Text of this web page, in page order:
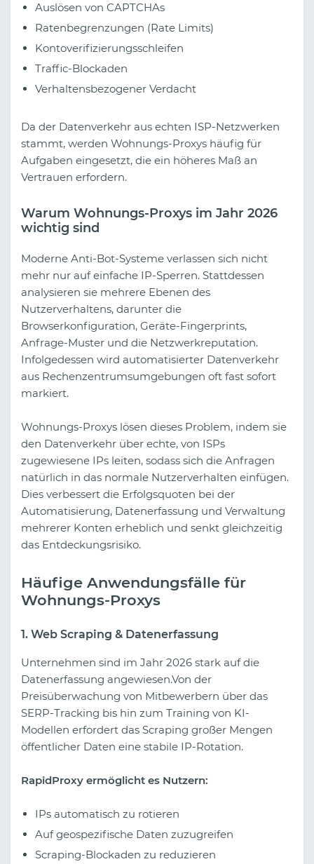
Auslösen von CAPTCHAs
Ratenbegrenzungen (Rate Limits)
Kontoverifizierungsschleifen
Traffic-Blockaden
Verhaltensbezogener Verdacht
Da der Datenverkehr aus echten ISP-Netzwerken
stammt, werden Wohnungs-Proxys häufig für
Aufgaben eingesetzt, die ein höheres Maß an
Vertrauen erfordern.
Warum Wohnungs-Proxys im Jahr 2026
wichtig sind
Moderne Anti-Bot-Systeme verlassen sich nicht
mehr nur auf einfache IP-Sperren. Stattdessen
analysieren sie mehrere Ebenen des
Nutzerverhaltens, darunter die
Browserkonfiguration, Geräte-Fingerprints,
Anfrage-Muster und die Netzwerkreputation.
Infolgedessen wird automatisierter Datenverkehr
aus Rechenzentrumsumgebungen oft fast sofort
markiert.
Wohnungs-Proxys lösen dieses Problem, indem sie
den Datenverkehr über echte, von ISPs
zugewiesene IPs leiten, sodass sich die Anfragen
natürlich in das normale Nutzerverhalten einfügen.
Dies verbessert die Erfolgsquoten bei der
Automatisierung, Datenerfassung und Verwaltung
mehrerer Konten erheblich und senkt gleichzeitig
das Entdeckungsrisiko.
Häufige Anwendungsfälle für
Wohnungs-Proxys
1. Web Scraping & Datenerfassung
Unternehmen sind im Jahr 2026 stark auf die
Datenerfassung angewiesen.Von der
Preisüberwachung von Mitbewerbern über das
SERP-Tracking bis hin zum Training von KI-
Modellen erfordert das Scraping großer Mengen
öffentlicher Daten eine stabile IP-Rotation.
RapidProxy ermöglicht es Nutzern:
IPs automatisch zu rotieren
Auf geospezifische Daten zuzugreifen
Scraping-Blockaden zu reduzieren